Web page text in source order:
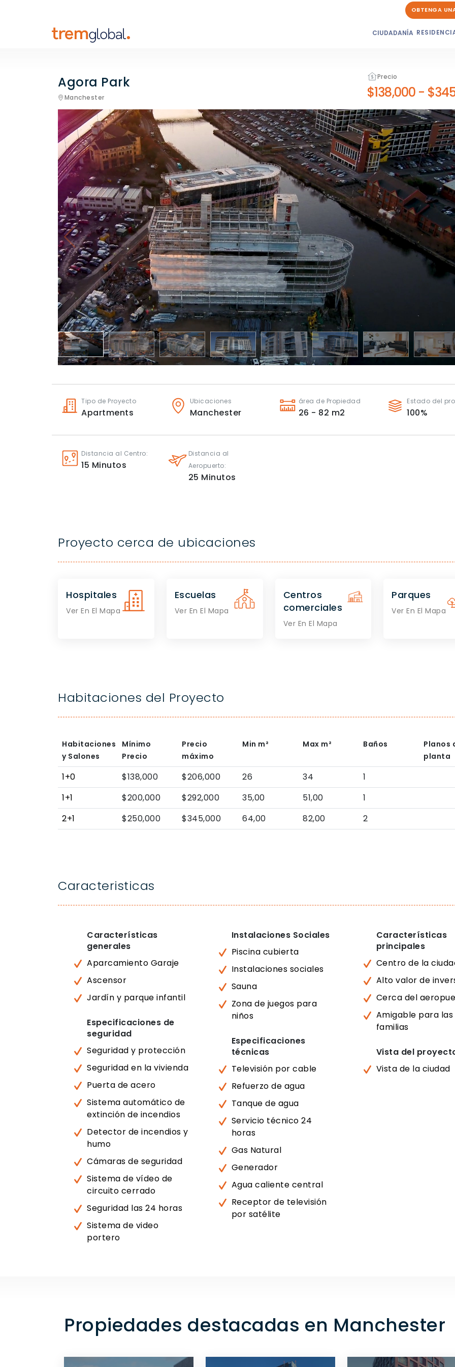
OBTENGA
CIUDADANÍA
Agora Park
Manchester
Precio
$138,000 -
Tipo de Proyecto
Apartments
Ubicaciones
Manchester
área de Propiedad
26 - 82 m2
Estado del
100%
Distancia al Centro:
15 Minutos
Distancia al
Aeropuerto:
25 Minutos
Proyecto cerca de ubicaciones
Hospitales
Ver En El Mapa
Escuelas
Ver En El Mapa
Centros
comerciales
Ver En El Mapa
Parques
Ver En El Mapa
Habitaciones del Proyecto
Habitaciones
y Salones
Mínimo
Precio
Precio
máximo
Min m² Max m² Baños
Planos
planta
1+0 $138,000 $206,000 26 34
1
1+1
$200,000 $292,000 35,00 51,00
1
2+1
$250,000 $345,000 64,00 82,00 2
Caracteristicas
Características
generales
Aparcamiento Garaje
Ascensor
Jardín y parque infantil
Especificaciones de
seguridad
Seguridad y protección
Seguridad en la vivienda
Puerta de acero
Sistema automático de
extinción de incendios
Detector de incendios y
humo
Cámaras de seguridad
Sistema de vídeo de
circuito cerrado
Seguridad las 24 horas
Sistema de video
portero
Instalaciones Sociales
Piscina cubierta
Instalaciones sociales
Sauna
Zona de juegos para
niños
Especificaciones
técnicas
Televisión por cable
Refuerzo de agua
Tanque de agua
Servicio técnico 24
horas
Gas Natural
Generador
Agua caliente central
Receptor de televisión
por satélite
Características
principales
Centro de la
Alto valor de
Cerca del
Amigable para las
familias
Vista del
Vista de la ciudad
Propiedades destacadas en Manchester